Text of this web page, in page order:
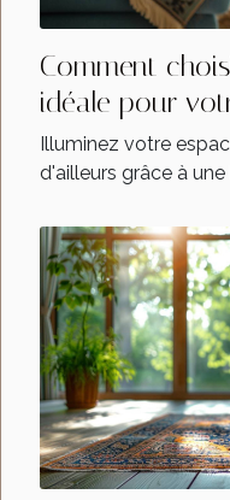
Comment
idéale pour
Illuminez votre
d'ailleurs grâce à